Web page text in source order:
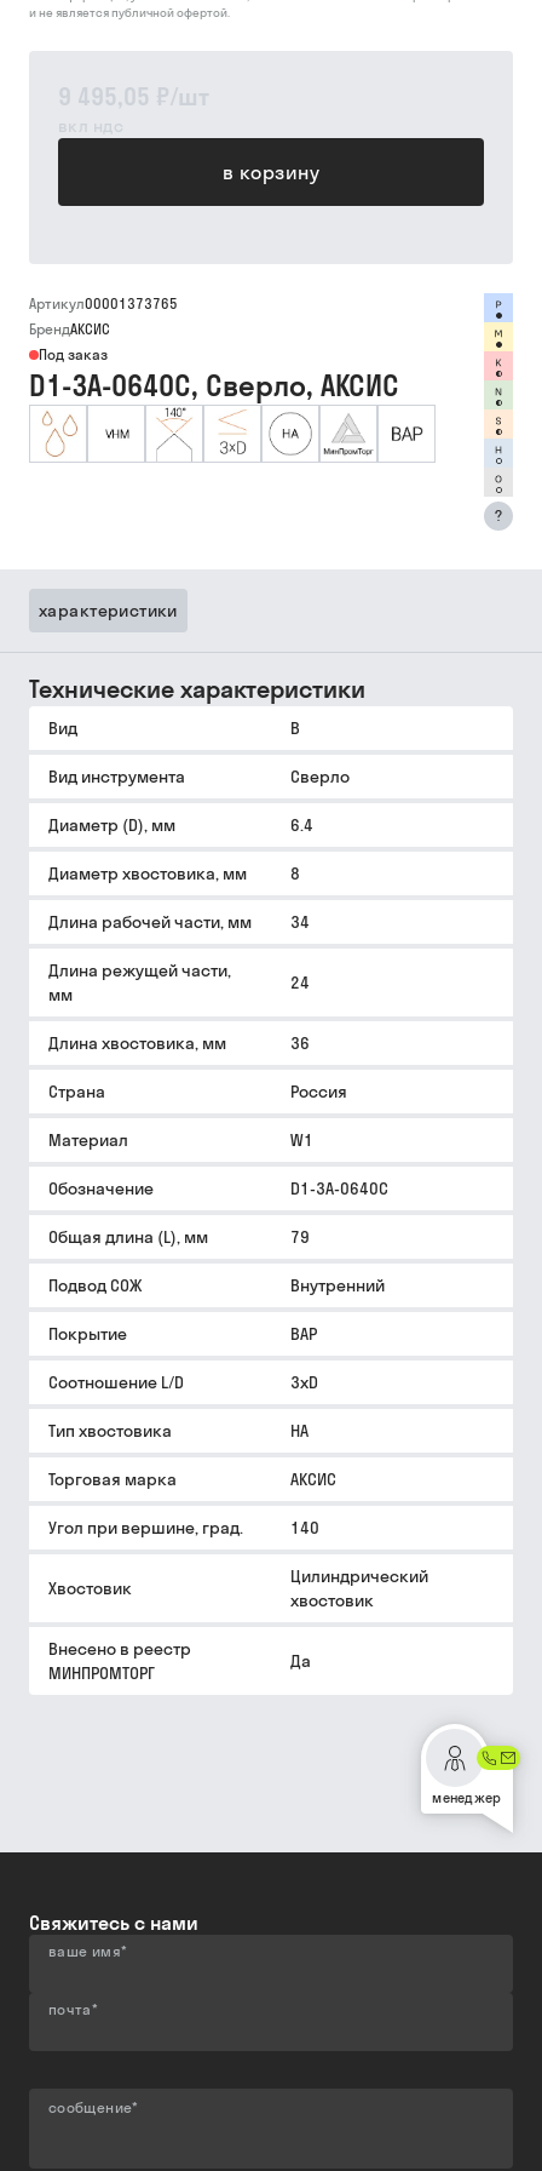
9 495,05 ₽/шт
вкл ндс
в корзину
и не является публичной офертой.
Артикул00001373765
БрендАКСИС
Под заказ
D1-3A-0640C, Сверло, АКСИС
?
характеристики
Технические характеристики
Вид B
Вид инструмента Сверло
Диаметр (D), мм 6.4
Диаметр хвостовика, мм 8
Длина рабочей части, мм 34
Длина режущей части,
мм
24
Длина хвостовика, мм 36
Страна Россия
Материал W1
Обозначение D1-3A-0640C
Общая длина (L), мм 79
Подвод СОЖ Внутренний
Покрытие BAP
Соотношение L/D 3xD
Тип хвостовика HA
Торговая марка АКСИС
Угол при вершине, град. 140
Хвостовик
Цилиндрический
хвостовик
Внесено в реестр
МИНПРОМТОРГ
Да
менеджер
Свяжитесь с нами
ваше имя*
почта*
сообщение*